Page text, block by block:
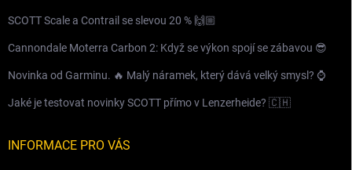
SCOTT Scale a Contrail se slevou 20 % 🙌🏼
Cannondale Moterra Carbon 2: Když se výkon spojí se zábavou 😎
Novinka od Garminu. 🔥 Malý náramek, který dává velký smysl? ⌚️
Jaké je testovat novinky SCOTT přímo v Lenzerheide? 🇨🇭
INFORMACE PRO VÁS